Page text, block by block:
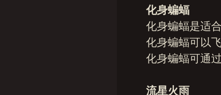
化身蝙蝠
化身蝙蝠是适合
化身蝙蝠可以飞
化身蝙蝠可通过
流星火雨